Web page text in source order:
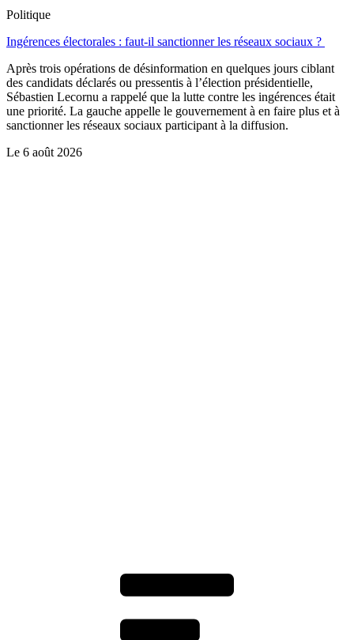
Politique
Ingérences électorales : faut-il sanctionner les réseaux sociaux ?
Après trois opérations de désinformation en quelques jours ciblant
des candidats déclarés ou pressentis à l’élection présidentielle,
Sébastien Lecornu a rappelé que la lutte contre les ingérences était
une priorité. La gauche appelle le gouvernement à en faire plus et à
sanctionner les réseaux sociaux participant à la diffusion.
Le 6 août 2026